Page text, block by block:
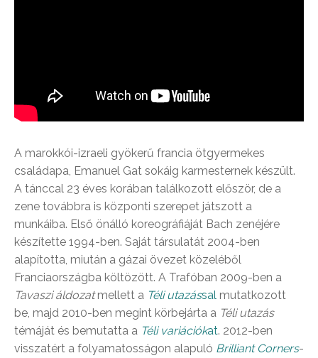
A marokkói-izraeli gyökerű francia ötgyermekes
családapa, Emanuel Gat sokáig karmesternek készült.
A tánccal 23 éves korában találkozott először, de a
zene továbbra is központi szerepet játszott a
munkáiba. Első önálló koreográfiáját Bach zenéjére
készítette 1994-ben. Saját társulatát 2004-ben
alapította, miután a gázai övezet közeléből
Franciaországba költözött. A Trafóban 2009-ben a
Tavaszi áldozatmellett a Téli utazással mutatkozott
be, majd 2010-ben megint körbejárta a Téli utazás
témáját és bemutatta a Téli variációkat. 2012-ben
visszatért a folyamatosságon alapuló Brilliant Corners-